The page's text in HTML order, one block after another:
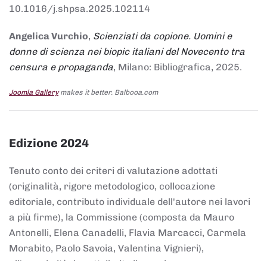
10.1016/j.shpsa.2025.102114
Angelica Vurchio, Scienziati da copione. Uomini e
donne di scienza nei biopic italiani del Novecento tra
censura e propaganda, Milano: Bibliografica, 2025.
Joomla Gallerymakes it better. Balbooa.com
Edizione 2024
Tenuto conto dei criteri di valutazione adottati
(originalità, rigore metodologico, collocazione
editoriale, contributo individuale dell'autore nei lavori
a più firme), la Commissione (composta da Mauro
Antonelli, Elena Canadelli, Flavia Marcacci, Carmela
Morabito, Paolo Savoia, Valentina Vignieri),